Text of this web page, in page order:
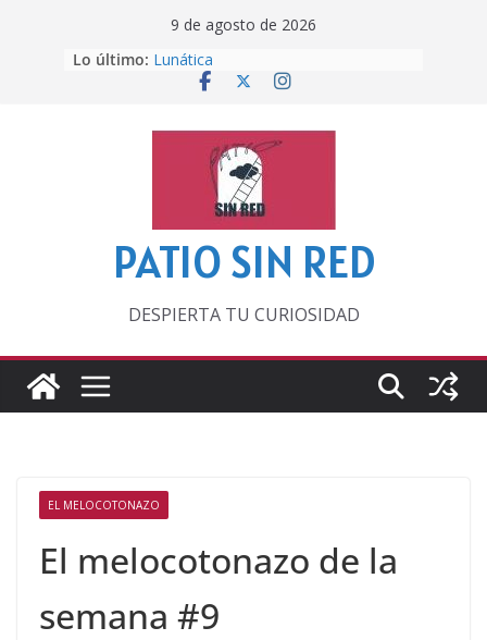
9 de agosto de 2026
Lo último: Lunática
Pero, hasta entonces…
‘La broma infinita’ de recomendar
lecturas veraniegas
Otra del Mundial
PATIO SIN RED
DESPIERTA TU CURIOSIDAD
EL MELOCOTONAZO
El melocotonazo de la
semana #9